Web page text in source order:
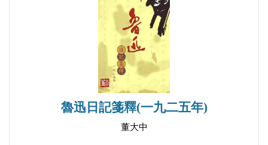
魯迅日記箋釋(一九二五年)
董大中